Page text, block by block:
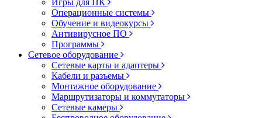
Игры для ПК
Операционные системы
Обучение и видеокурсы
Антивирусное ПО
Программы
Сетевое оборудование
Сетевые карты и адаптеры
Кабели и разъемы
Монтажное оборудование
Маршрутизаторы и коммутаторы
Сетевые камеры